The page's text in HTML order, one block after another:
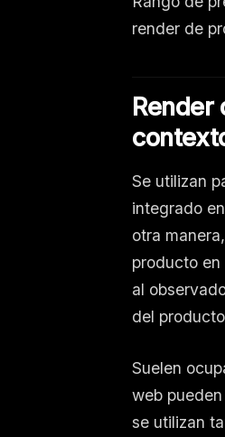
render de
Se utilizan
integrado
otra
producto
al
del
Suelen
web
se utilizan